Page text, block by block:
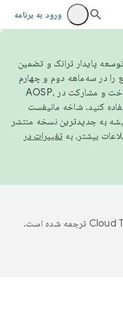
ورود به برنامه
توسعه پایدار ترانک و تضمین
را در سه‌ماهه دوم و چهارم
کنید. شاخه مانیفست
به جدیدترین نسخه منتشر
تغییرات در
ترجمه شده است.